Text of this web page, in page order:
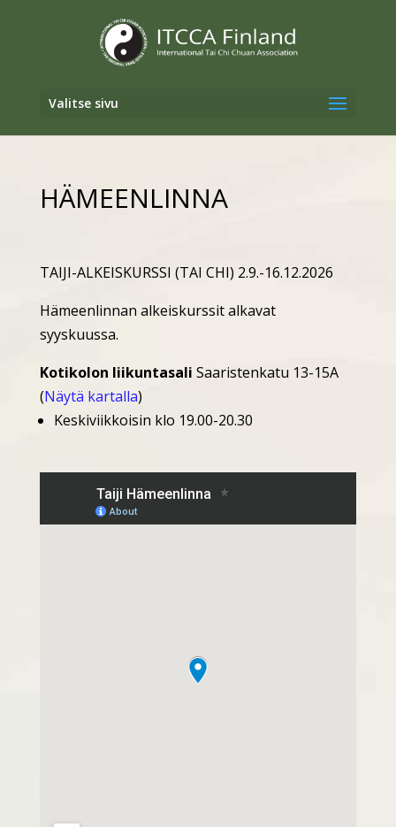
Valitse sivu
HÄMEENLINNA
TAIJI-ALKEISKURSSI (TAI CHI) 2.9.-16.12.2026
Hämeenlinnan alkeiskurssit alkavat
syyskuussa.
Kotikolon liikuntasali Saaristenkatu 13-15A
(Näytä kartalla)
Keskiviikkoisin klo 19.00-20.30